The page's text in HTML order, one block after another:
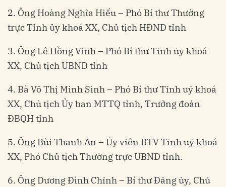
2. Ông Hoàng Nghĩa Hiếu – Phó Bí thư Thường
trực Tỉnh ủy khoá XX, Chủ tịch HĐND tỉnh
3. Ông Lê Hồng Vinh – Phó Bí thư Tỉnh ủy khoá
XX, Chủ tịch UBND tỉnh
4. Bà Võ Thị Minh Sinh – Phó Bí thư Tỉnh uỷ khoá
XX, Chủ tịch Ủy ban MTTQ tỉnh, Trưởng đoàn
ĐBQH tỉnh
5. Ông Bùi Thanh An – Ủy viên BTV Tỉnh uỷ khoá
XX, Phó Chủ tịch Thường trực UBND tỉnh.
6. Ông Dương Đình Chỉnh – Bí thư Đảng ủy, Chủ